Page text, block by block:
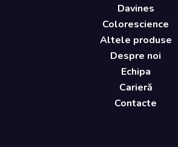
Davines
Colorescience
Altele produse
Despre noi
Echipa
Carieră
Contacte